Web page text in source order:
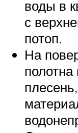
воды в
с
потоп.
На
полотна